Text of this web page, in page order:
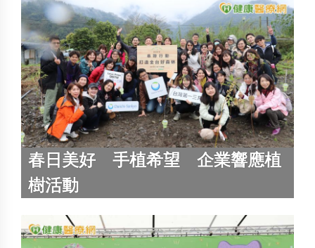
春日美好 手植希望 企業響應植
樹活動